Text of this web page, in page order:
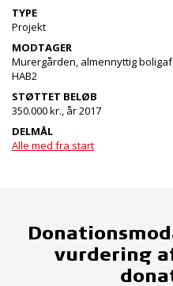
TYPE
Projekt
MODTAGER
Murergården, almennyttig
HAB2
STØTTET BELØB
350.000 kr., år 2017
DELMÅL
Alle med fra start
vurdering